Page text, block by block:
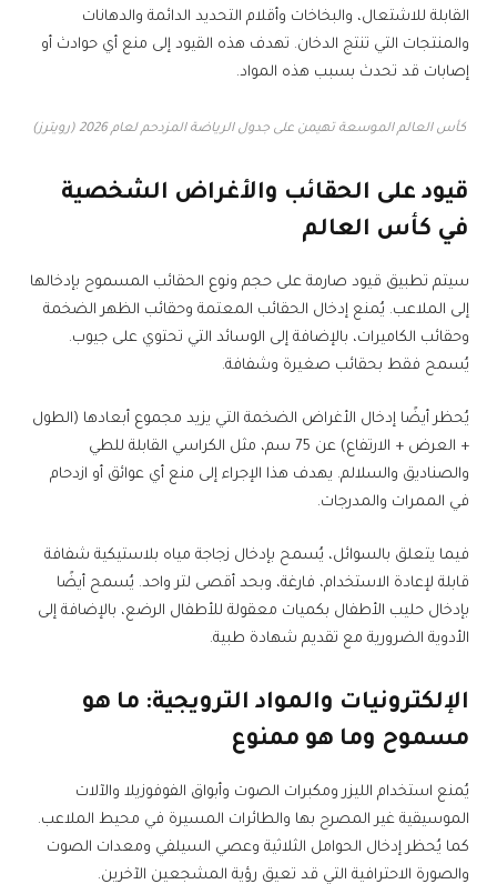
القابلة للاشتعال، والبخاخات وأقلام التحديد الدائمة والدهانات
والمنتجات التي تنتج الدخان. تهدف هذه القيود إلى منع أي حوادث أو
إصابات قد تحدث بسبب هذه المواد.
كأس العالم الموسعة تهيمن على جدول الرياضة المزدحم لعام 2026 (رويترز)
قيود على الحقائب والأغراض الشخصية
في كأس العالم
سيتم تطبيق قيود صارمة على حجم ونوع الحقائب المسموح بإدخالها
إلى الملاعب. يُمنع إدخال الحقائب المعتمة وحقائب الظهر الضخمة
وحقائب الكاميرات، بالإضافة إلى الوسائد التي تحتوي على جيوب.
يُسمح فقط بحقائب صغيرة وشفافة.
يُحظر أيضًا إدخال الأغراض الضخمة التي يزيد مجموع أبعادها (الطول
+ العرض + الارتفاع) عن 75 سم، مثل الكراسي القابلة للطي
والصناديق والسلالم. يهدف هذا الإجراء إلى منع أي عوائق أو ازدحام
في الممرات والمدرجات.
فيما يتعلق بالسوائل، يُسمح بإدخال زجاجة مياه بلاستيكية شفافة
قابلة لإعادة الاستخدام، فارغة، وبحد أقصى لتر واحد. يُسمح أيضًا
بإدخال حليب الأطفال بكميات معقولة للأطفال الرضع، بالإضافة إلى
الأدوية الضرورية مع تقديم شهادة طبية.
الإلكترونيات والمواد الترويجية: ما هو
مسموح وما هو ممنوع
يُمنع استخدام الليزر ومكبرات الصوت وأبواق الفوفوزيلا والآلات
الموسيقية غير المصرح بها والطائرات المسيرة في محيط الملاعب.
كما يُحظر إدخال الحوامل الثلاثية وعصي السيلفي ومعدات الصوت
والصورة الاحترافية التي قد تعيق رؤية المشجعين الآخرين.